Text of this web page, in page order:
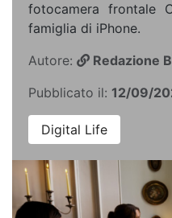
fotocamera frontale
famiglia di iPhone.
Autore:
Redazione
Pubblicato il: 12/09/
Digital Life